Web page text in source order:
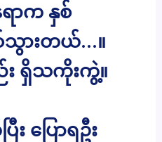
ရာက နှစ်
သွားတယ်…။
ရှိသကိုးကွဲ့။
း ပြောရဦး